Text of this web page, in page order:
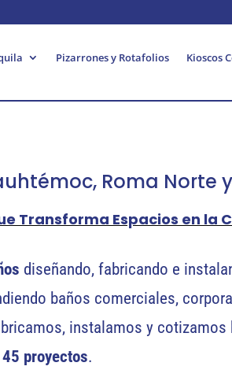
Pizarrones y Rotafolios Kioscos
Roma Norte
Transforma Espacios en la
diseñando, fabricando e
baños comerciales,
instalamos y
45 proyectos.